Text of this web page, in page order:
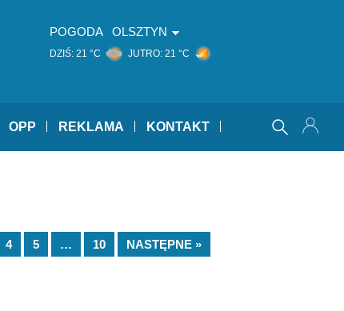
POGODA OLSZTYN
DZIŚ: 21 °C JUTRO: 21 °C
OPP REKLAMA KONTAKT
4 5 … 10 NASTĘPNE »